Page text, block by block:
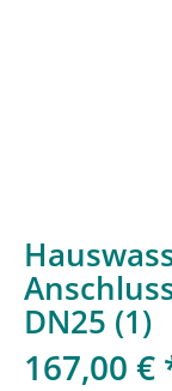
DN25 (1)
167,00 €